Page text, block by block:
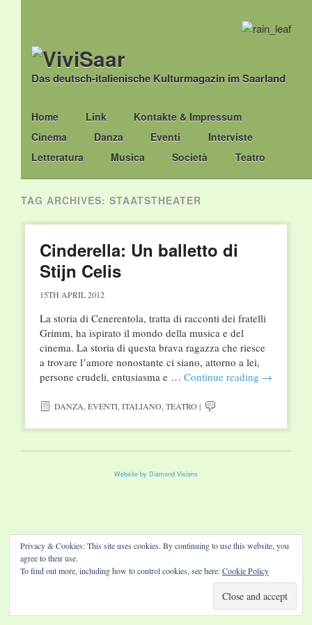
Das deutsch-italienische Kulturmagazin im Saarland
Main menu
Skip
to
content
Home Link
Kontakte & Impressum
Cinema
Danza Eventi
Interviste
Letteratura
Musica Società Teatro
TAG ARCHIVES: STAATSTHEATER
Cinderella: Un balletto di
Stijn Celis
15TH APRIL 2012
La storia di Cenerentola, tratta di racconti dei fratelli
Grimm, ha ispirato il mondo della musica e del
cinema. La storia di questa brava ragazza che riesce
a trovare l’amore nonostante ci siano, attorno a lei,
persone crudeli, entusiasma e … Continue reading →
DANZA,EVENTI,ITALIANO,TEATRO|
Website by Diamond Visions
Privacy & Cookies: This site uses cookies. By continuing to use this website, you
agree to their use.
To find out more, including how to control cookies, see here:Cookie Policy